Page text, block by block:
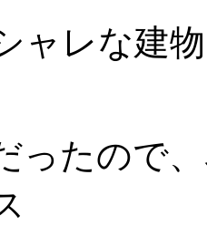
ャレな建
ったので